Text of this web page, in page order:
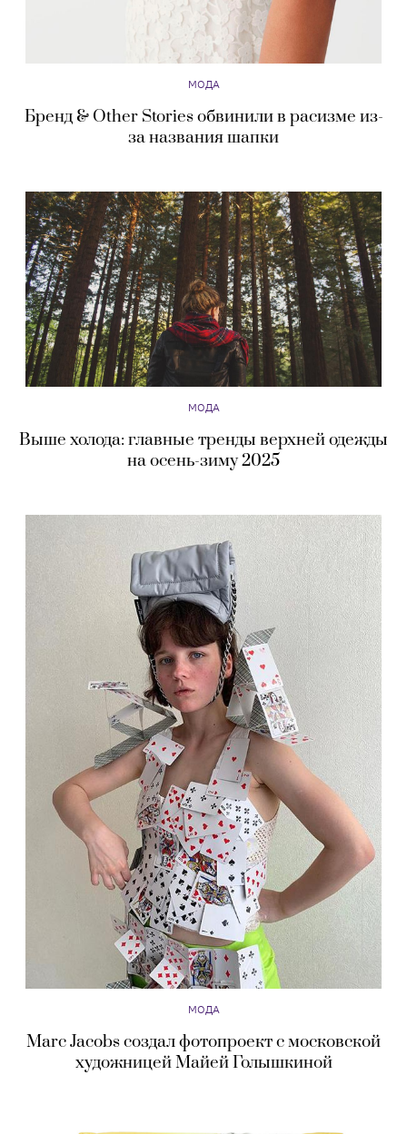
МОДА
Бренд & Other Stories обвинили в расизме из-
за названия шапки
МОДА
Выше холода: главные тренды верхней одежды
на осень-зиму 2025
МОДА
Marc Jacobs создал фотопроект с московской
художницей Майей Голышкиной